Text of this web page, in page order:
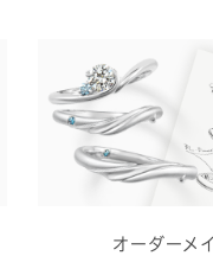
オーダーメ